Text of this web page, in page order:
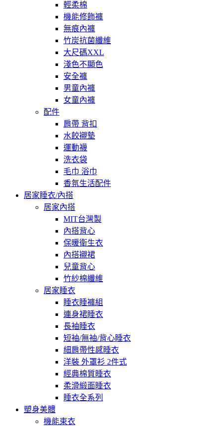
輕柔棉
機能修飾褲
無痕內褲
竹炭抗菌纖維
大尺碼XXL
淺色不顯色
安全褲
男童內褲
女童內褲
配件
肩帶 背扣
水餃襯墊
運動襪
洗衣袋
毛巾 浴巾
香氛生活配件
居家睡衣/內搭
居家內搭
MIT台灣製
內搭背心
保暖衛生衣
內搭襯裙
兒童背心
竹紗棉纖維
居家睡衣
睡衣睡褲組
連身裙睡衣
長袖睡衣
短袖/無袖/背心睡衣
細肩帶性感睡衣
洋裝 外罩衫 2件式
經典棉質睡衣
柔滑緞面睡衣
睡衣全系列
塑身美體
機能束衣